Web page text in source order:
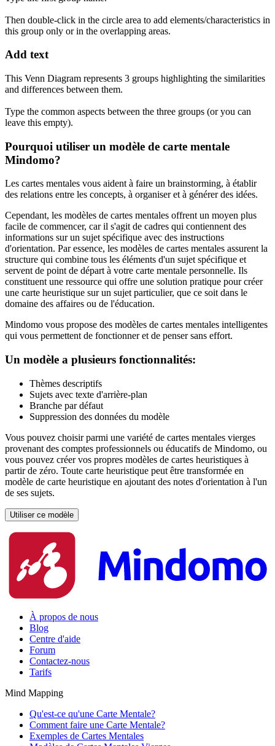
Then double-click in the circle area to add elements/characteristics in
this group only or in the overlapping areas.
Add text
This Venn Diagram represents 3 groups highlighting the similarities
and differences between them.
Type the common aspects between the three groups (or you can
leave this empty).
Pourquoi utiliser un modèle de carte mentale
Mindomo?
Les cartes mentales vous aident à faire un brainstorming, à établir
des relations entre les concepts, à organiser et à générer des idées.
Cependant, les modèles de cartes mentales offrent un moyen plus
facile de commencer, car il s'agit de cadres qui contiennent des
informations sur un sujet spécifique avec des instructions
d'orientation. Par essence, les modèles de cartes mentales assurent la
structure qui combine tous les éléments d'un sujet spécifique et
servent de point de départ à votre carte mentale personnelle. Ils
constituent une ressource qui offre une solution pratique pour créer
une carte heuristique sur un sujet particulier, que ce soit dans le
domaine des affaires ou de l'éducation.
Mindomo vous propose des modèles de cartes mentales intelligentes
qui vous permettent de fonctionner et de penser sans effort.
Un modèle a plusieurs fonctionnalités:
Thèmes descriptifs
Sujets avec texte d'arrière-plan
Branche par défaut
Suppression des données du modèle
Vous pouvez choisir parmi une variété de cartes mentales vierges
provenant des comptes professionnels ou éducatifs de Mindomo, ou
vous pouvez créer vos propres modèles de cartes heuristiques à
partir de zéro. Toute carte heuristique peut être transformée en
modèle de carte heuristique en ajoutant des notes d'orientation à l'un
de ses sujets.
Utiliser ce modèle
À propos de nous
Blog
Centre d'aide
Forum
Contactez-nous
Tarifs
Mind Mapping
Qu'est-ce qu'une Carte Mentale?
Comment faire une Carte Mentale?
Exemples de Cartes Mentales